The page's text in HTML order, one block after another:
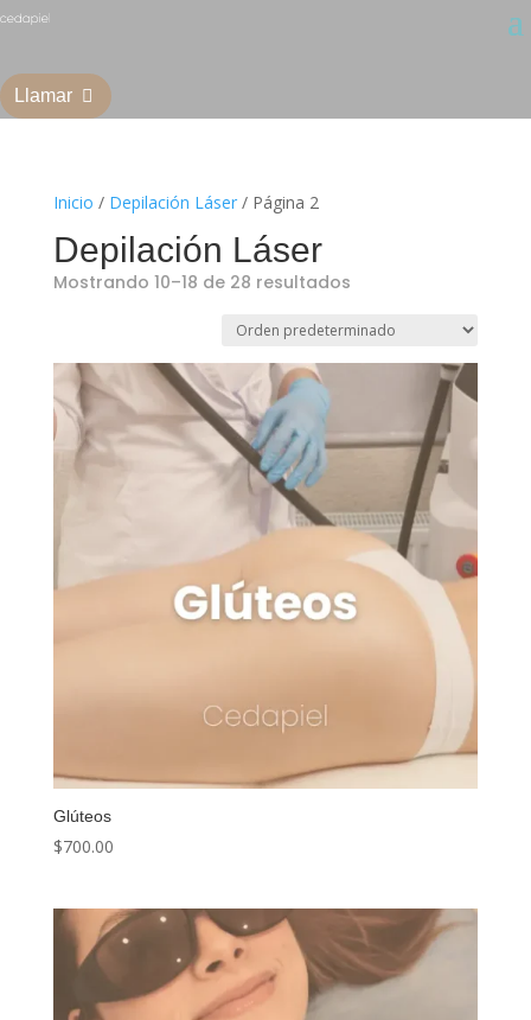
Llamar
Inicio / Depilación Láser/ Página 2
Depilación Láser
Mostrando 10–18 de 28 resultados
Glúteos
$700.00